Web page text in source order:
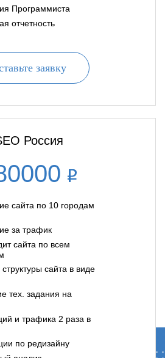
Программиста
отчетность
заявку
Россия
сайта по 10 городам
за трафик
сайта по всем
сайта в виде
тех. задания на
и трафика 2 раза в
по редизайну